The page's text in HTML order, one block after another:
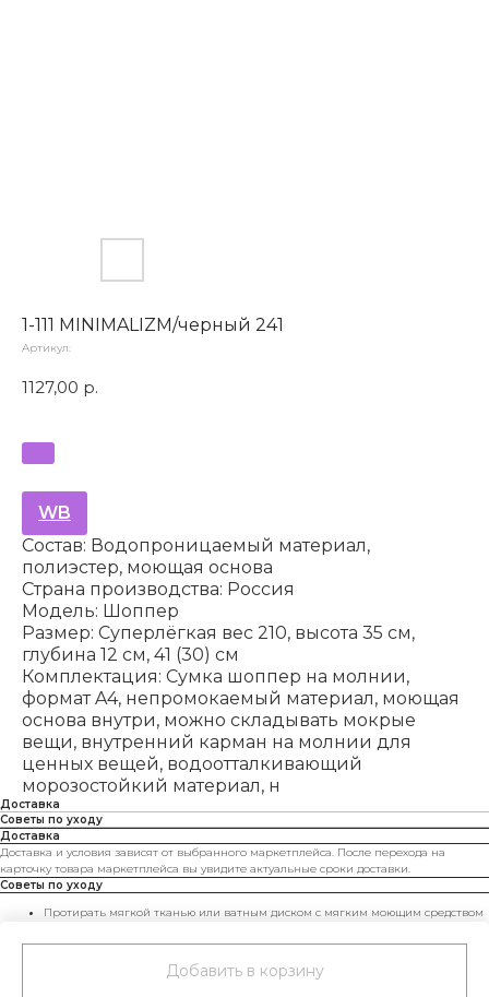
1-111 MINIMALIZM/черный 241
Артикул:
1127,00 р.
Добавить в корзину
WB
Состав: Водопроницаемый материал,
полиэстер, моющая основа
Страна производства: Россия
Модель: Шоппер
Размер: Суперлёгкая вес 210, высота 35 см,
глубина 12 см, 41 (30) см
Комплектация: Сумка шоппер на молнии,
формат A4, непромокаемый материал, моющая
основа внутри, можно складывать мокрые
вещи, внутренний карман на молнии для
ценных вещей, водоотталкивающий
морозостойкий материал, н
Доставка
Советы по уходу
Доставка
Доставка и условия зависят от выбранного маркетплейса. После перехода на
карточку товара маркетплейса вы увидите актуальные сроки доставки.
Советы по уходу
Протирать мягкой тканью или ватным диском с мягким моющим средством
Использовать водо- и грязеотталкивающие пропитки при необходимости.
Сушить, набив бумагой, вдали от нагревательных приборов.
Не стирайте в машине и не сушите в сушилке.